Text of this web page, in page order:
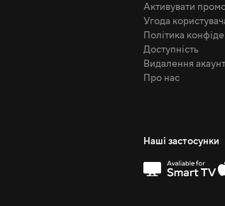
Активувати
Угода
Політика
Доступність
Видалення
Про нас
Наші застосунки